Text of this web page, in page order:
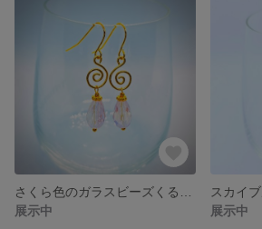
展示中
展示中